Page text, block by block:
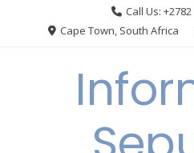
Call Us: +2782
Cape Town, South Africa